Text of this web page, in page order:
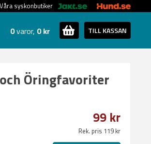
Våra syskonbutiker
0varor, 0 kr TILL KASSAN
Öringfavoriter
99 kr
Rek. pris 119 kr